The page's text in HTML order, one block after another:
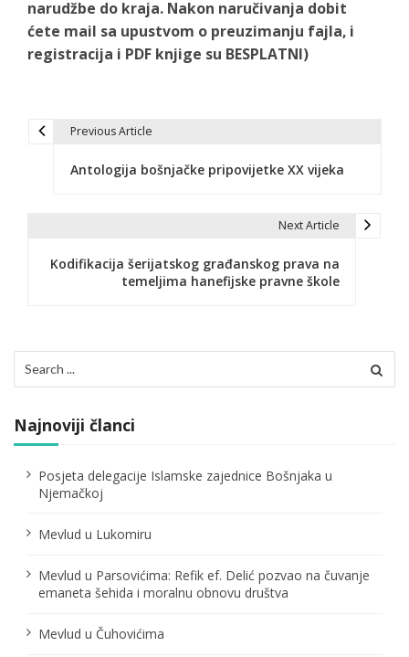
narudžbe do kraja. Nakon naručivanja dobit
ćete mail sa upustvom o preuzimanju fajla, i
registracija i PDF knjige su BESPLATNI)
c
i
a
č
a
n
k
Previous Article
Antologija bošnjačke pripovijetke XX vijeka
Next Article
Kodifikacija šerijatskog građanskog prava na
temeljima hanefijske pravne škole
for:
Najnoviji članci
Posjeta delegacije Islamske zajednice Bošnjaka u
Njemačkoj
Mevlud u Lukomiru
Mevlud u Parsovićima: Refik ef. Delić pozvao na čuvanje
emaneta šehida i moralnu obnovu društva
Mevlud u Čuhovićima